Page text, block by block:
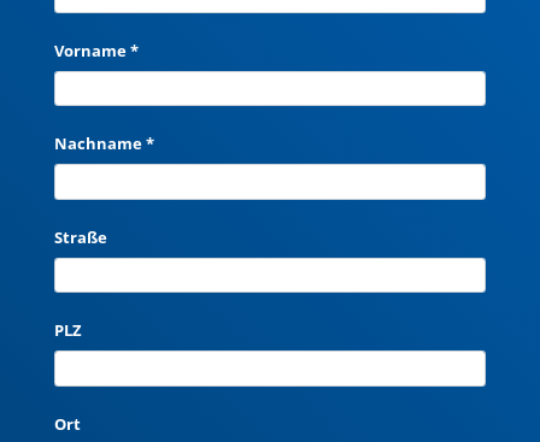
Vorname *
Nachname *
Straße
PLZ
Ort